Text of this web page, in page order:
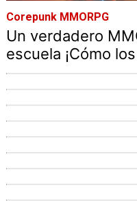
Corepunk MMORPG
Un verdadero
escuela ¡Cómo